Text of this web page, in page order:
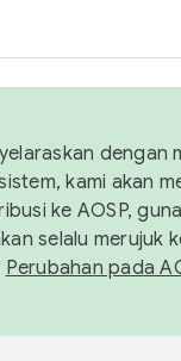
kami akan
ke AOSP,
selalu merujuk
Perubahan pada